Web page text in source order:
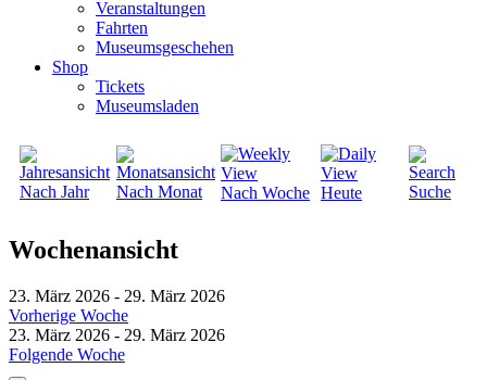
Veranstaltungen
Fahrten
Museumsgeschehen
Shop
Tickets
Museumsladen
Nach Jahr Nach Monat Nach Woche Heute Suche
Wochenansicht
23. März 2026 - 29. März 2026
Vorherige Woche
23. März 2026 - 29. März 2026
Folgende Woche